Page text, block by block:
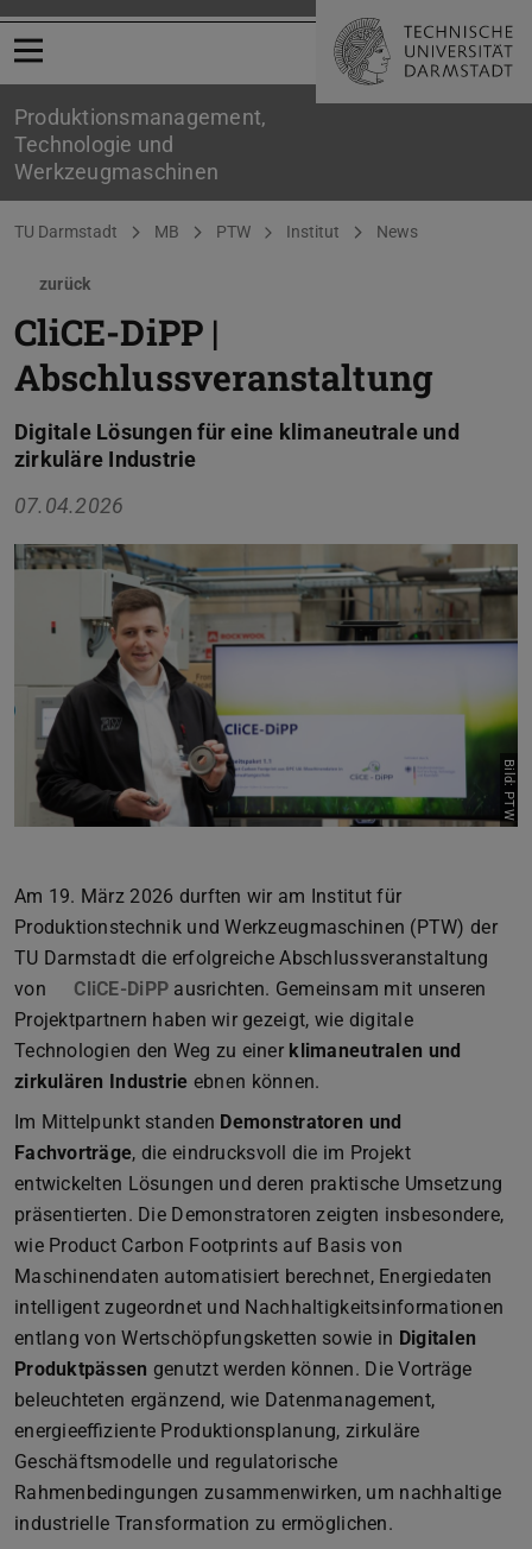
Menü öffnen
Produktionsmanagement,
Technologie und
Werkzeugmaschinen
Sie befinden sich hier:
TU Darmstadt MB PTW Institut News
zurück
CliCE-DiPP |
Abschlussveranstaltung
Digitale Lösungen für eine klimaneutrale und
zirkuläre Industrie
07.04.2026
Bild: PTW
Zurück Vor
Am 19. März 2026 durften wir am Institut für
Produktionstechnik und Werkzeugmaschinen (PTW) der
TU Darmstadt die erfolgreiche Abschlussveranstaltung
von
CliCE-DiPP ausrichten. Gemeinsam mit unseren
Projektpartnern haben wir gezeigt, wie digitale
Technologien den Weg zu einer klimaneutralen und
zirkulären Industrie ebnen können.
Im Mittelpunkt standen Demonstratoren und
Fachvorträge, die eindrucksvoll die im Projekt
entwickelten Lösungen und deren praktische Umsetzung
präsentierten. Die Demonstratoren zeigten insbesondere,
wie Product Carbon Footprints auf Basis von
Maschinendaten automatisiert berechnet, Energiedaten
intelligent zugeordnet und Nachhaltigkeitsinformationen
entlang von Wertschöpfungsketten sowie in Digitalen
Produktpässen genutzt werden können. Die Vorträge
beleuchteten ergänzend, wie Datenmanagement,
energieeffiziente Produktionsplanung, zirkuläre
Geschäftsmodelle und regulatorische
Rahmenbedingungen zusammenwirken, um nachhaltige
industrielle Transformation zu ermöglichen.